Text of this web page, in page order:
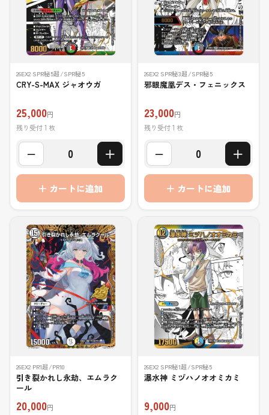
26EX2 SPR秘5超/SPR秘5
CRY-S-MAX ジャオウガ
25,000円
残り受付 1 枚
− 0 ＋
＋ カートに追加
26EX2 SPR秘3超/SPR秘5
邪眼魔凰デス・フェニックス
23,000円
残り受付 1 枚
− 0 ＋
＋ カートに追加
26EX2 PR1超/PR10
引き裂かれし永劫、エムラク
ール
20,000円
26EX2 SPR秘1超/SPR秘5
瀑水神 ミヅハノオオミカミ
9,000円